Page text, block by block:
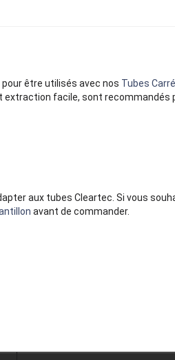
être utilisés avec nos Tubes
facile, sont
aux tubes Cleartec. Si vous
avant de commander.